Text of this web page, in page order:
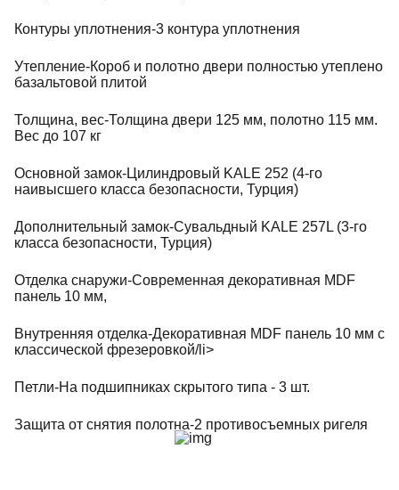
Контуры уплотнения-3 контура уплотнения
Утепление-Короб и полотно двери полностью утеплено
базальтовой плитой
Толщина, вес-Толщина двери 125 мм, полотно 115 мм.
Вес до 107 кг
Основной замок-Цилиндровый KALE 252 (4-го
наивысшего класса безопасности, Турция)
Дополнительный замок-Сувальдный KALE 257L (3-го
класса безопасности, Турция)
Отделка снаружи-Современная декоративная MDF
панель 10 мм,
Внутренняя отделка-Декоративная MDF панель 10 мм с
классической фрезеровкой/li>
Петли-На подшипниках скрытого типа - 3 шт.
Защита от снятия полотна-2 противосъемных ригеля